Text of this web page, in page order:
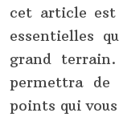
cet article est
essentielles
grand
permettra de
points qui